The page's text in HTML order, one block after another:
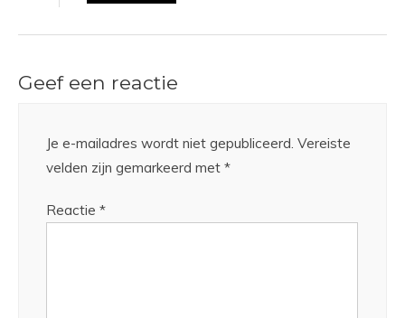
Geef een reactie
Je e-mailadres wordt niet gepubliceerd. Vereiste
velden zijn gemarkeerd met *
Reactie *